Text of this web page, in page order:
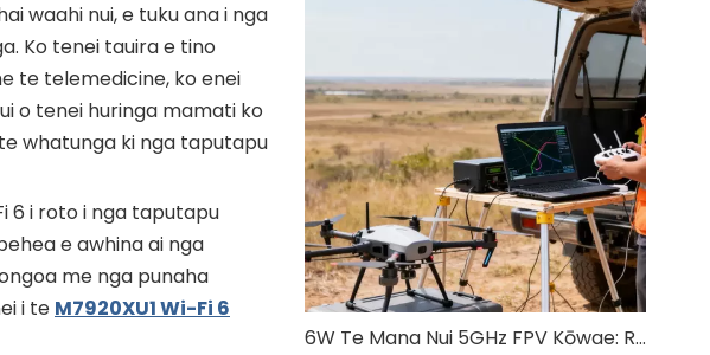
waahi nui, e tuku ana i nga
Ko tenei tauira e tino
te telemedicine, ko enei
o tenei huringa mamati ko
whatunga ki nga taputapu
6 i roto i nga taputapu
e awhina ai nga
me nga punaha
i te M7920XU1 Wi-Fi 6
6W Te Mana Nui 5GHz FPV Kōwae: RTL8812EU-CG mo te FPV Drone Roa-Tama